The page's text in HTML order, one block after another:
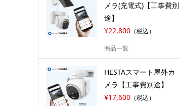
メラ(充電式)【工事費別
途】
¥22,800（税込）
商品一覧
HESTAスマート屋外カ
メラ【工事費別途】
¥17,600（税込）